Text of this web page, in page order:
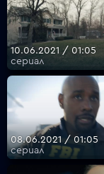
10.06.2021 / 01:05
сериал
08.06.2021 / 01:05
сериал